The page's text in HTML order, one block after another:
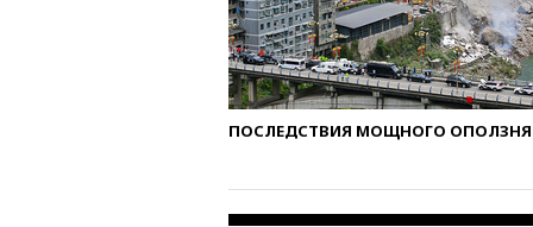
ПОСЛЕДСТВИЯ МОЩНОГО ОПОЛЗНЯ